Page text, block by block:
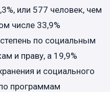
или 577 человек, чем
числе 33,9%
по социальным
и праву, а 19,9%
и социального
программам